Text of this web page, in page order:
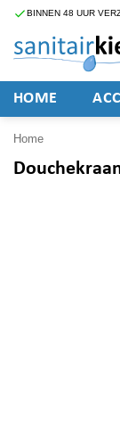
Ga
inhoud
BINNEN 48 UUR
HOME
Home